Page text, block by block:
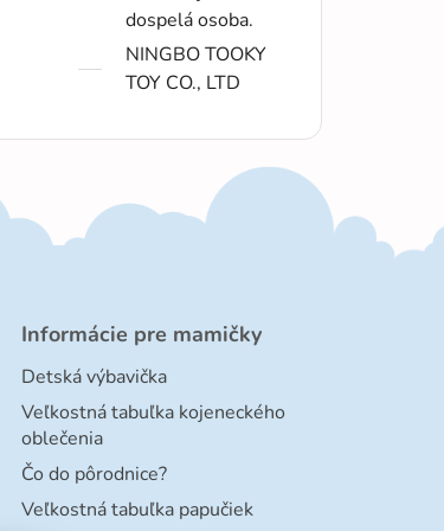
dospelá osoba.
NINGBO TOOKY
TOY CO., LTD
Informácie pre mamičky
Detská výbavička
Veľkostná tabuľka kojeneckého
oblečenia
Čo do pôrodnice?
Veľkostná tabuľka papučiek